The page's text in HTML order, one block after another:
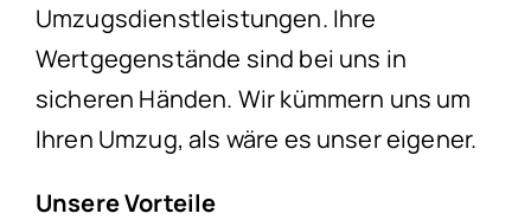
Umzugsdienstleistungen. Ihre
Wertgegenstände sind bei uns in
sicheren Händen. Wir kümmern uns um
Ihren Umzug, als wäre es unser eigener.
Unsere Vorteile